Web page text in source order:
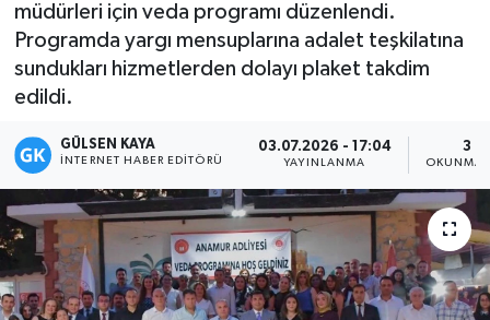
müdürleri için veda programı düzenlendi.
Programda yargı mensuplarına adalet teşkilatına
sundukları hizmetlerden dolayı plaket takdim
edildi.
GÜLSEN KAYA
İNTERNET HABER EDITÖRÜ
03.07.2026 - 17:04
YAYINLANMA
3
OKUNMA
Mersin
Mersin Tarihi
Özel Haber
Politika
Resmi İlan
Sağlık